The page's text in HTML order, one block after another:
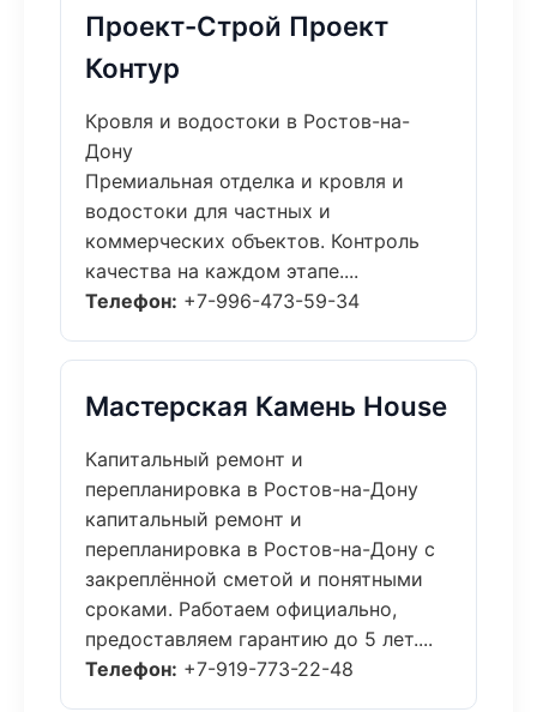
Проект-Строй Проект
Контур
Кровля и водостоки в Ростов-на-
Дону
Премиальная отделка и кровля и
водостоки для частных и
коммерческих объектов. Контроль
качества на каждом этапе....
Телефон: +7-996-473-59-34
Мастерская Камень House
Капитальный ремонт и
перепланировка в Ростов-на-Дону
капитальный ремонт и
перепланировка в Ростов-на-Дону с
закреплённой сметой и понятными
сроками. Работаем официально,
предоставляем гарантию до 5 лет....
Телефон: +7-919-773-22-48